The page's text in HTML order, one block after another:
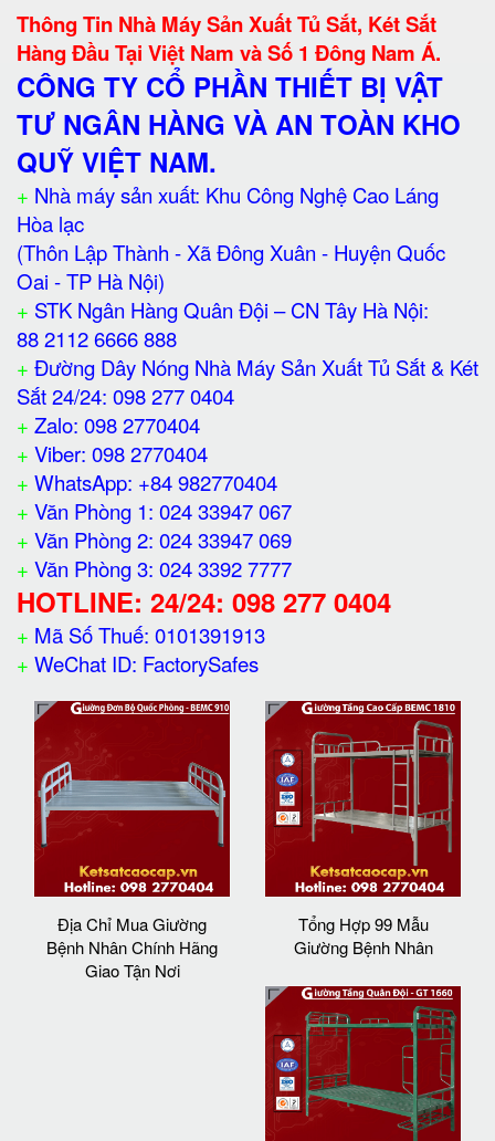
Thông Tin Nhà Máy Sản Xuất Tủ Sắt, Két Sắt
Hàng Đầu Tại Việt Nam và Số 1 Đông Nam Á.
CÔNG TY CỔ PHẦN THIẾT BỊ VẬT
TƯ NGÂN HÀNG VÀ AN TOÀN KHO
QUỸ VIỆT NAM.
+ Nhà máy sản xuất: Khu Công Nghệ Cao Láng
Hòa lạc
(Thôn Lập Thành - Xã Đông Xuân - Huyện Quốc
Oai - TP Hà Nội)
+ STK Ngân Hàng Quân Đội – CN Tây Hà Nội:
88 2112 6666 888
+ Đường Dây Nóng Nhà Máy Sản Xuất Tủ Sắt & Két
Sắt 24/24: 098 277 0404
+ Zalo: 098 2770404
+ Viber: 098 2770404
+ WhatsApp: +84 982770404
+ Văn Phòng 1: 024 33947 067
+ Văn Phòng 2: 024 33947 069
+ Văn Phòng 3: 024 3392 7777
HOTLINE: 24/24: 098 277 0404
+ Mã Số Thuế: 0101391913
+ WeChat ID: FactorySafes
Địa Chỉ Mua Giường
Bệnh Nhân Chính Hãng
Giao Tận Nơi
Tổng Hợp 99 Mẫu
Giường Bệnh Nhân